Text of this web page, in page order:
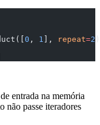
0 , 1 ], repeat=2
entrada na memória
não passe iteradores